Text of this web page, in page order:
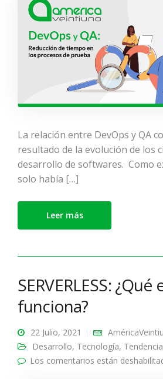
La relación entre DevOps y QA
resultado de la evolución de los
desarrollo de softwares. Como
solo había […]
Leer más
SERVERLESS:
funciona?
22 Julio, 2021
Desarrollo, Tecnología,
Los comentarios están